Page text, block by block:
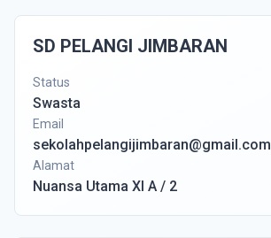
SD PELANGI JIMBARAN
Status
Swasta
Email
sekolahpelangijimbaran@gmail.com
Alamat
Nuansa Utama XI A / 2